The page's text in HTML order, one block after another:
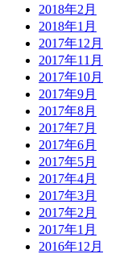
2018年2月
2018年1月
2017年12月
2017年11月
2017年10月
2017年9月
2017年8月
2017年7月
2017年6月
2017年5月
2017年4月
2017年3月
2017年2月
2017年1月
2016年12月